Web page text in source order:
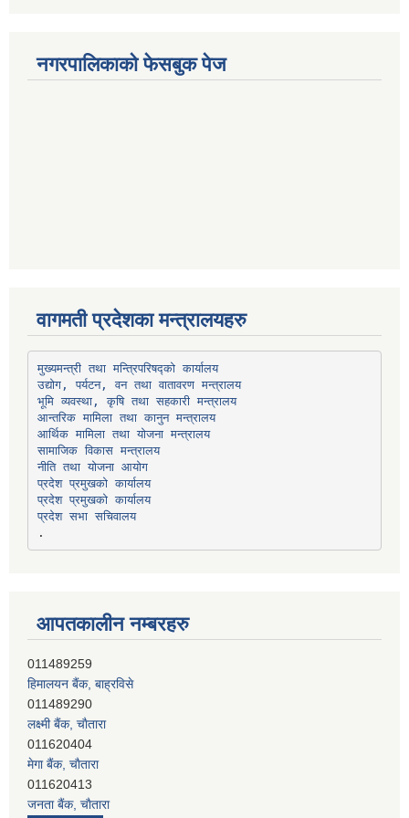
नगरपालिकाको फेसबुक पेज
वागमती प्रदेशका मन्त्रालयहरु
मुख्यमन्त्री तथा मन्त्रिपरिषद्को कार्यालय
उद्योग, पर्यटन, वन तथा वातावरण मन्त्रालय
भूमि व्यवस्था, कृषि तथा सहकारी मन्त्रालय
आन्तरिक मामिला तथा कानुन मन्त्रालय
आर्थिक मामिला तथा योजना मन्त्रालय
सामाजिक विकास मन्त्रालय
नीति तथा योजना आयोग
प्रदेश प्रमुखको कार्यालय
प्रदेश प्रमुखको कार्यालय
प्रदेश सभा सचिवालय
आपतकालीन नम्बरहरु
हिमालयन बैंक, बाह्रविसे
011489290
लक्ष्मी बैंक, चाैतारा
011620404
मेगा बैंक, चाैतारा
011620413
जनता बैंक, चाैतारा
011620406